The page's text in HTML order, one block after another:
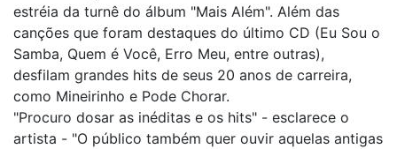
estréia da turnê do álbum "Mais Além". Além das
canções que foram destaques do último CD (Eu Sou o
Samba, Quem é Você, Erro Meu, entre outras),
desfilam grandes hits de seus 20 anos de carreira,
como Mineirinho e Pode Chorar.
"Procuro dosar as inéditas e os hits" - esclarece o
artista - "O público também quer ouvir aquelas antigas